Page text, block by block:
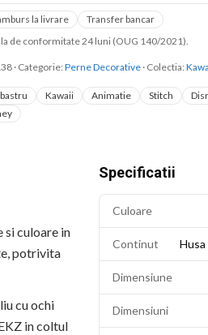
la livrare
Transfer bancar
de conformitate 24 luni (OUG 140/2021).
· Categorie: Perne Decorative · Colectia:
Kawaii Animatie Stitch
si culoare in
potrivita
cu ochi
in coltul
Specificatii
Culoare
Continut
Dimensiune
Dimensiuni